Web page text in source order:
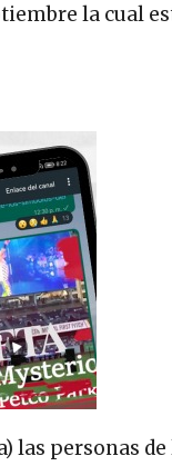
la cual
las personas